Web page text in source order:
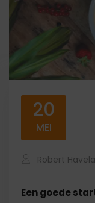
20
MEI
Robert
Een goede